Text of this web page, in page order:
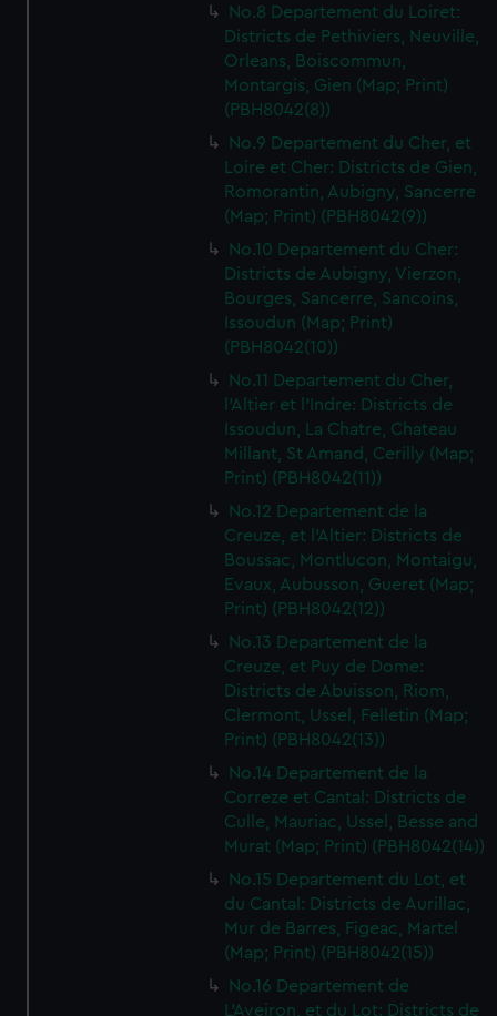
No.8 Departement du Loiret:
Districts de Pethiviers, Neuville,
Orleans, Boiscommun,
Montargis, Gien (Map; Print)
(PBH8042(8))
No.9 Departement du Cher, et
Loire et Cher: Districts de Gien,
Romorantin, Aubigny, Sancerre
(Map; Print) (PBH8042(9))
No.10 Departement du Cher:
Districts de Aubigny, Vierzon,
Bourges, Sancerre, Sancoins,
Issoudun (Map; Print)
(PBH8042(10))
No.11 Departement du Cher,
l'Altier et l'Indre: Districts de
Issoudun, La Chatre, Chateau
Millant, St Amand, Cerilly (Map;
Print) (PBH8042(11))
No.12 Departement de la
Creuze, et l'Altier: Districts de
Boussac, Montlucon, Montaigu,
Evaux, Aubusson, Gueret (Map;
Print) (PBH8042(12))
No.13 Departement de la
Creuze, et Puy de Dome:
Districts de Abuisson, Riom,
Clermont, Ussel, Felletin (Map;
Print) (PBH8042(13))
No.14 Departement de la
Correze et Cantal: Districts de
Culle, Mauriac, Ussel, Besse and
Murat (Map; Print) (PBH8042(14))
No.15 Departement du Lot, et
du Cantal: Districts de Aurillac,
Mur de Barres, Figeac, Martel
(Map; Print) (PBH8042(15))
No.16 Departement de
L'Aveiron, et du Lot: Districts de